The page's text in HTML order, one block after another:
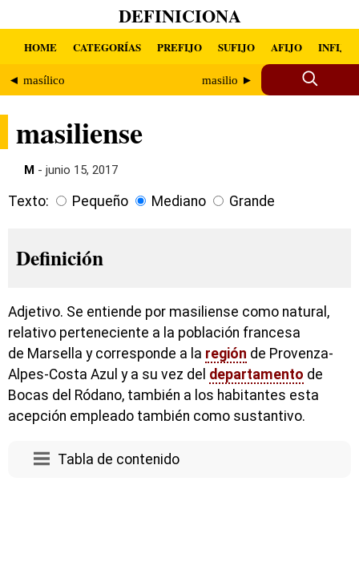
DEFINICIONA
HOME CATEGORÍAS PREFIJO SUFIJO AFIJO INFIJO
◄ masílico masilio ►
masiliense
M - junio 15, 2017
Texto: Pequeño Mediano Grande
Definición
Adjetivo. Se entiende por masiliense como natural,
relativo perteneciente a la población francesa
de Marsella y corresponde a la región de Provenza-
Alpes-Costa Azul y a su vez del departamento de
Bocas del Ródano, también a los habitantes esta
acepción empleado también como sustantivo.
Tabla de contenido